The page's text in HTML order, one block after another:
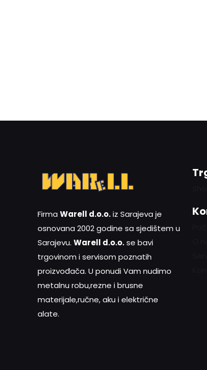
Firma Warell d.o.o.iz Sarajeva je
osnovana 2002 godine sa sjedištem u
Sarajevu. Warell d.o.o.se bavi
trgovinom i servisom poznatih
proizvođača. U ponudi Vam nudimo
metalnu robu,rezne i brusne
materijale,ručne, aku i električne
alate.